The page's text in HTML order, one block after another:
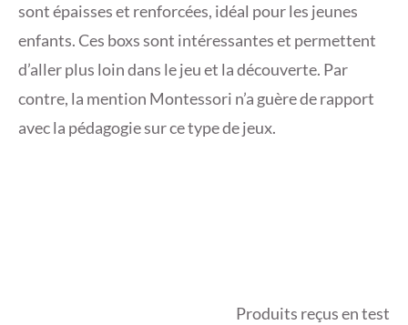
sont épaisses et renforcées, idéal pour les jeunes
enfants. Ces boxs sont intéressantes et permettent
d’aller plus loin dans le jeu et la découverte. Par
contre, la mention Montessori n’a guère de rapport
avec la pédagogie sur ce type de jeux.
Produits reçus en test